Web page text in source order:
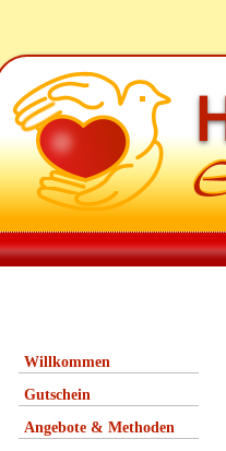
Willkommen
Gutschein
Angebote & Methoden